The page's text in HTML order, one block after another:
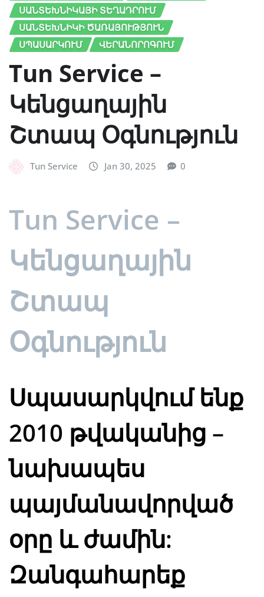
ՍԱՆՏԵԽՆԻԿԱՅԻ ՏԵՂԱԴՐՈՒՄ
ՍԱՆՏԵԽՆԻԿԻ ԾԱՌԱՅՈՒԹՅՈՒՆ
ՍՊԱՍԱՐԿՈՒՄ
ՎԵՐԱՆՈՐՈԳՈՒՄ
Tun Service –
Կենցաղային
Շտապ Օգնություն
Tun Service Jan 30, 2025 0
Tun Service –
Կենցաղային
Շտապ
Օգնություն
Սպասարկվում ենք
2010 թվականից –
նախապես
պայմանավորված
օրը և ժամին:
Զանգահարեք